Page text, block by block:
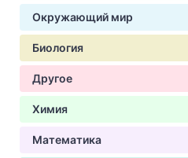
Окружающий мир
Биология
Другое
Химия
Математика